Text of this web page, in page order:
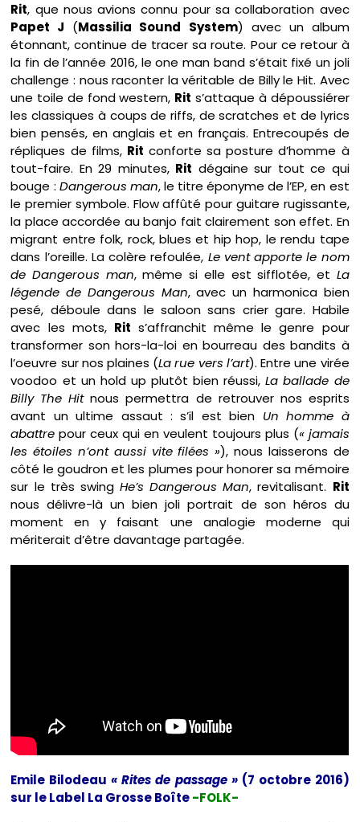
Rit, que nous avions connu pour sa collaboration avec
Papet J (Massilia Sound System) avec un album
étonnant, continue de tracer sa route. Pour ce retour à
la fin de l’année 2016, le one man band s’était fixé un joli
challenge : nous raconter la véritable de Billy le Hit. Avec
une toile de fond western, Rit s’attaque à dépoussiérer
les classiques à coups de riffs, de scratches et de lyrics
bien pensés, en anglais et en français. Entrecoupés de
répliques de films, Rit conforte sa posture d’homme à
tout-faire. En 29 minutes, Rit dégaine sur tout ce qui
bouge : Dangerous man, le titre éponyme de l’EP, en est
le premier symbole. Flow affûté pour guitare rugissante,
la place accordée au banjo fait clairement son effet. En
migrant entre folk, rock, blues et hip hop, le rendu tape
dans l’oreille. La colère refoulée, Le vent apporte le nom
de Dangerous man, même si elle est sifflotée, et La
légende de Dangerous Man, avec un harmonica bien
pesé, déboule dans le saloon sans crier gare. Habile
avec les mots, Rit s’affranchit même le genre pour
transformer son hors-la-loi en bourreau des bandits à
l’oeuvre sur nos plaines (La rue vers l’art). Entre une virée
voodoo et un hold up plutôt bien réussi, La ballade de
Billy The Hitnous permettra de retrouver nos esprits
avant un ultime assaut : s’il est bien Un homme à
abattre pour ceux qui en veulent toujours plus (« jamais
les étoiles n’ont aussi vite filées »), nous laisserons de
côté le goudron et les plumes pour honorer sa mémoire
sur le très swing He’s Dangerous Man, revitalisant. Rit
nous délivre-là un bien joli portrait de son héros du
moment en y faisant une analogie moderne qui
mériterait d’être davantage partagée.
Emile Bilodeau« Rites de passage »(7 octobre 2016)
sur le Label La Grosse Boîte-FOLK-